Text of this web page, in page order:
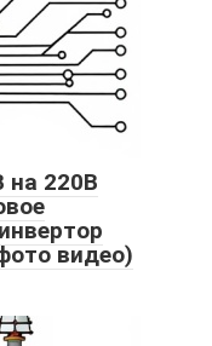
на 220В
видео)